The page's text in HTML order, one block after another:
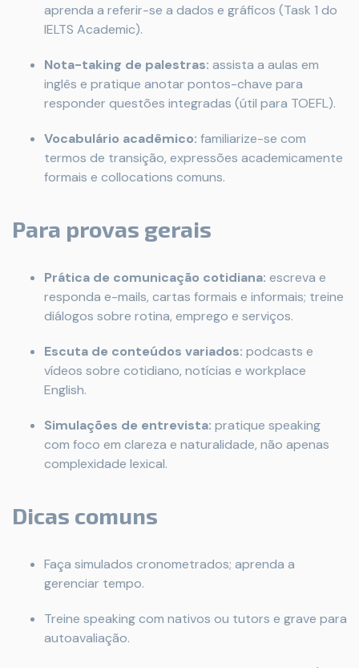
aprenda a referir-se a dados e gráficos (Task 1 do
IELTS Academic).
Nota-taking de palestras: assista a aulas em
inglês e pratique anotar pontos-chave para
responder questões integradas (útil para TOEFL).
Vocabulário acadêmico: familiarize-se com
termos de transição, expressões academicamente
formais e collocations comuns.
Para provas gerais
Prática de comunicação cotidiana: escreva e
responda e-mails, cartas formais e informais; treine
diálogos sobre rotina, emprego e serviços.
Escuta de conteúdos variados: podcasts e
vídeos sobre cotidiano, notícias e workplace
English.
Simulações de entrevista: pratique speaking
com foco em clareza e naturalidade, não apenas
complexidade lexical.
Dicas comuns
Faça simulados cronometrados; aprenda a
gerenciar tempo.
Treine speaking com nativos ou tutors e grave para
autoavaliação.